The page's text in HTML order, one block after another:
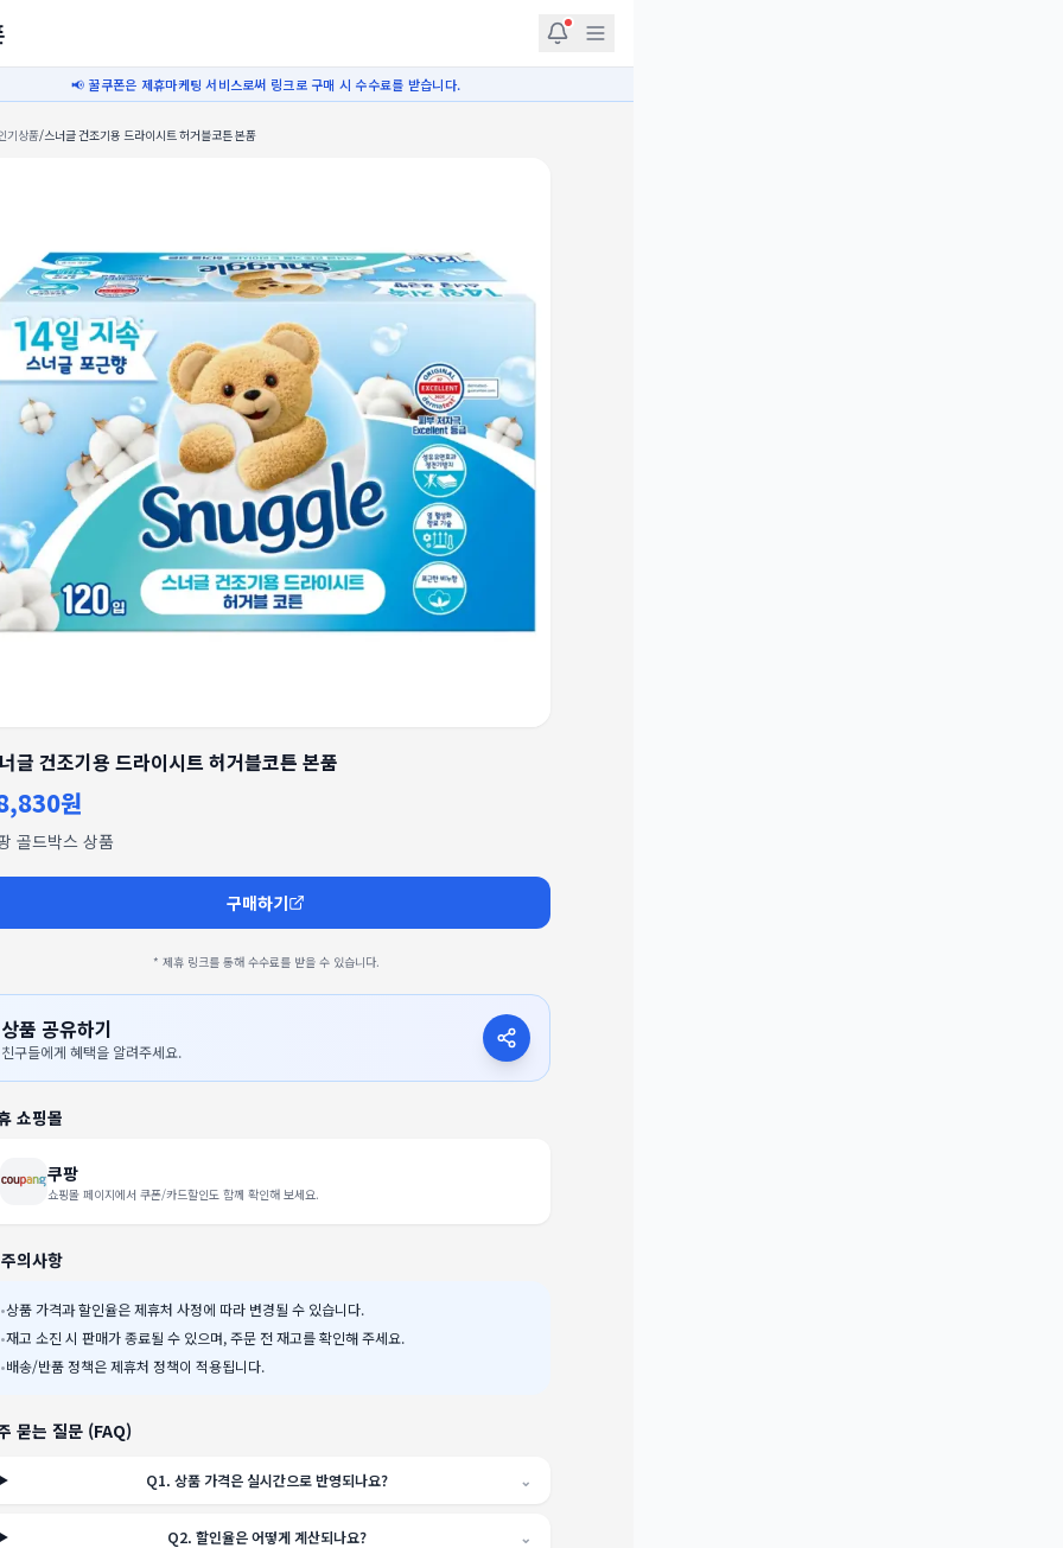
📢 꿀쿠폰은 제휴마케팅 서비스로써 링크로 구매 시 수수료를 받습니다.
기상품/스너글 건조기용 드라이시트 허거블코튼 본품
글 건조기용 드라이시트 허거블코튼 본품
원
골드박스 상품
구매하기
* 제휴 링크를 통해 수수료를 받을 수 있습니다.
상품 공유하기
친구들에게 혜택을 알려주세요.
쇼핑몰
쿠팡
쇼핑몰 페이지에서 쿠폰/카드할인도 함께 확인해 보세요.
의사항
•상품 가격과 할인율은 제휴처 사정에 따라 변경될 수 있습니다.
•재고 소진 시 판매가 종료될 수 있으며, 주문 전 재고를 확인해 주세요.
•배송/반품 정책은 제휴처 정책이 적용됩니다.
묻는 질문 (FAQ)
Q1.상품 가격은 실시간으로 반영되나요? ⌄
Q2.할인율은 어떻게 계산되나요? ⌄